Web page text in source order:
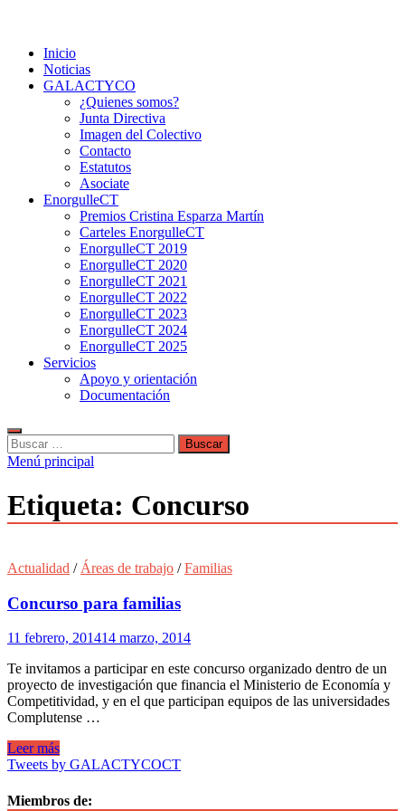
contenido
Cartagena Y COmarca "Colectivo GALACTYCO"
Inicio
Noticias
GALACTYCO
¿Quienes somos?
Junta Directiva
Imagen del Colectivo
Contacto
Estatutos
Asociate
EnorgulleCT
Premios Cristina Esparza Martín
Carteles EnorgulleCT
EnorgulleCT 2019
EnorgulleCT 2020
EnorgulleCT 2021
EnorgulleCT 2022
EnorgulleCT 2023
EnorgulleCT 2024
EnorgulleCT 2025
Servicios
Apoyo y orientación
Documentación
Buscar:
Menú principal
Etiqueta: Concurso
Actualidad / Áreas de trabajo /Familias
Concurso para familias
11 febrero, 201414 marzo, 2014
Te invitamos a participar en este concurso organizado dentro de un
proyecto de investigación que financia el Ministerio de Economía y
Competitividad, y en el que participan equipos de las universidades
Complutense …
Concurso
para
Leer más
Tweets by GALACTYCOCT
Miembros de: